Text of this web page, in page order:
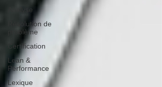
Analyse
Résolution de
problème
Certification
Lean &
Performance
Lexique